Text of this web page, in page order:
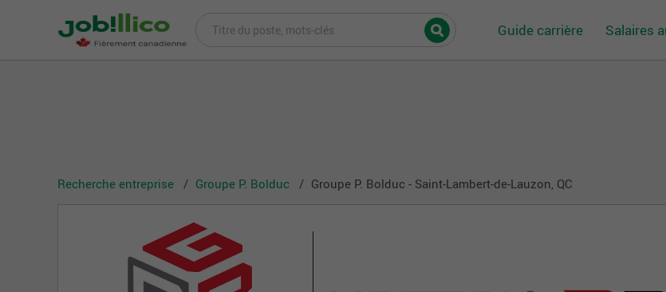
Guide carrière Salaires
Recherche entreprise Groupe P. Bolduc Groupe P. Bolduc - Saint-Lambert-de-Lauzon, QC